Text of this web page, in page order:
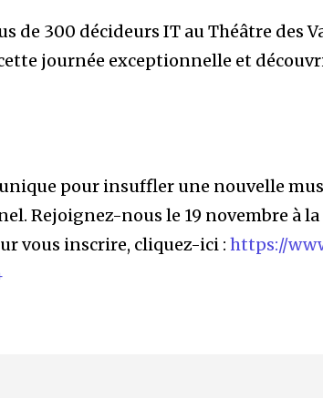
de 300 décideurs IT au Théâtre des
journée exceptionnelle et
pour insuffler une nouvelle
Rejoignez-nous le 19 novembre à la
vous inscrire, cliquez-ici : https://